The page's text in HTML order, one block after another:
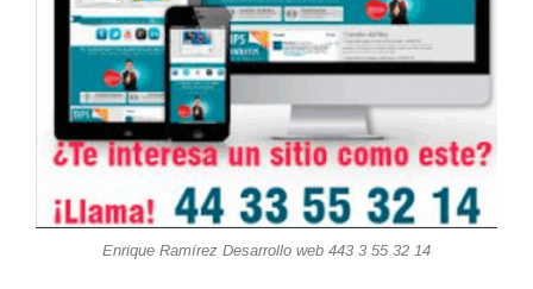
Enrique Ramírez Desarrollo web 443 3 55 32 14